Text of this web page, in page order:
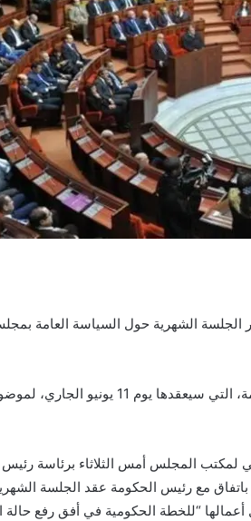
الشهرية حول السياسة العامة
يخصص مجلس النواب الجلسة الشهرية حول السياسة العامة، التي
لمكتب المجلس أمس الثلاثاء برئاسة
مع رئيس الحكومة عقد الجلسة
11 يونيو 2020، يخصص جدول أعمالها “للخطة الحكومية في أفق رفع